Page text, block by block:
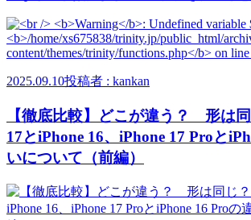
2025.09.10投稿者 : kankan
【徹底比較】どこが違う？ 形は
17とiPhone 16、iPhone 17 Proと
いについて（前編）